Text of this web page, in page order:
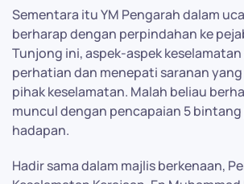
Sementara itu YM Pengarah dalam
berharap dengan perpindahan ke
Tunjong ini, aspek-aspek
perhatian dan menepati saranan
pihak keselamatan. Malah beliau
muncul dengan pencapaian 5 bintang
hadapan.
Hadir sama dalam majlis berkenaan,